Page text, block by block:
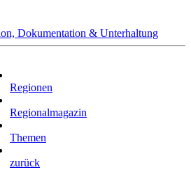
Dokumentation & Unterhaltung
Regionen
Regionalmagazin
Themen
zurück